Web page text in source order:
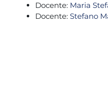
Docente: Maria
Docente: Stefano